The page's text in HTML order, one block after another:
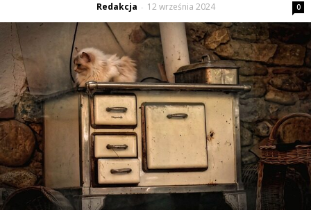
Redakcja - 12 września 2024 0